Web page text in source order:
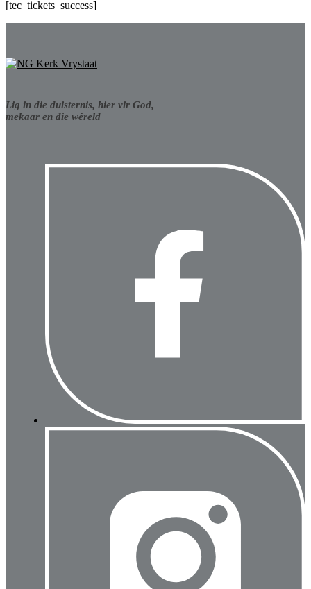
[tec_tickets_success]
Lig in die duisternis, hier vir God,
mekaar en die wêreld